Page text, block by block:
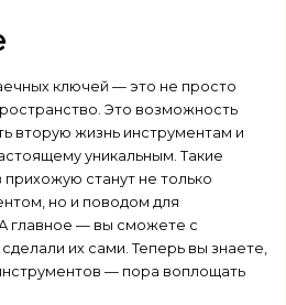
ключей — это не просто
Это возможность
вторую жизнь инструментам и
уникальным. Такие
станут не только
но и поводом для
главное — вы сможете с
их сами. Теперь вы знаете,
— пора воплощать